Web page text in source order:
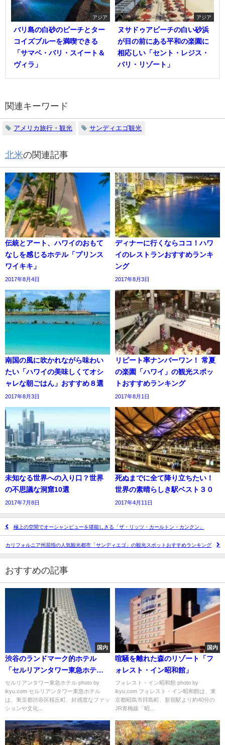
アジア
バリ島の白砂のビーチとター
コイズブルーを満喫できる
「サマベ・バリ・スイート＆
ヴィラ」
アジア
ヌサドゥアビーチの白い砂浜
が目の前にある平和の楽園に
相応しい「セント・レジス・
バリ・リゾート」
関連キーワード
アメリカ旅行・観光 サンディエゴ観光
北米の関連記事
伝統とアート、ハワイのおもて
なしを感じるホテル「プリンス
ワイキキ」
2017年8月4日
ディナーに行くならココ！ハワ
イのレストランおすすめランキ
ング
2017年8月3日
南国の風に吹かれながら味わい
たい「ハワイの美味しくてオシ
ャレな朝ごはん」おすすめ８選
2017年8月3日
リピート率ナンバーワン！ 常夏
の楽園「ハワイ」の観光スポッ
トおすすめランキング
2017年8月1日
未知なる世界への入り口？世界
の不思議な洞窟10選
2017年7月8日
死ぬまでに全て降り立ちたい！
世界の素晴らしき駅ベスト３０
2017年4月11日
極上の空間でオーシャンビューを堪能しきる「ザ・リッツ・カールトン・カンクン」
カリフォルニア州屈指の人気観光都市「サンディエゴ」の観光スポットおすすめランキング
おすすめの記事
国内
渋谷のランドマーク的ホテル
「セルリアンタワー東急ホテ
ル」のレストランおすすめ３選
セルリアンタワー東急ホテル photo by
ikyu.com セルリアンタワー東急ホテル
は、東京都渋谷区桜丘町、好感度なファッ
ションや文化...
国内
喧騒を離れた森のリゾート「フ
ォレスト・イン昭和館」
フォレスト・イン昭和館 photo by
ikyu.com フォレスト・イン昭和館は、東
京都昭島市拝島町、新宿駅より約40分の
JR青梅線「昭...